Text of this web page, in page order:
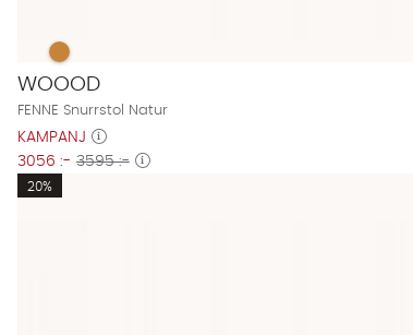
FENNE Snurrstol Natur Finns även i dessa färger:
FENNE Snurrstol Natur
WOOOD
FENNE Snurrstol Natur
KAMPANJ
3056 :- 3595 :-
20%